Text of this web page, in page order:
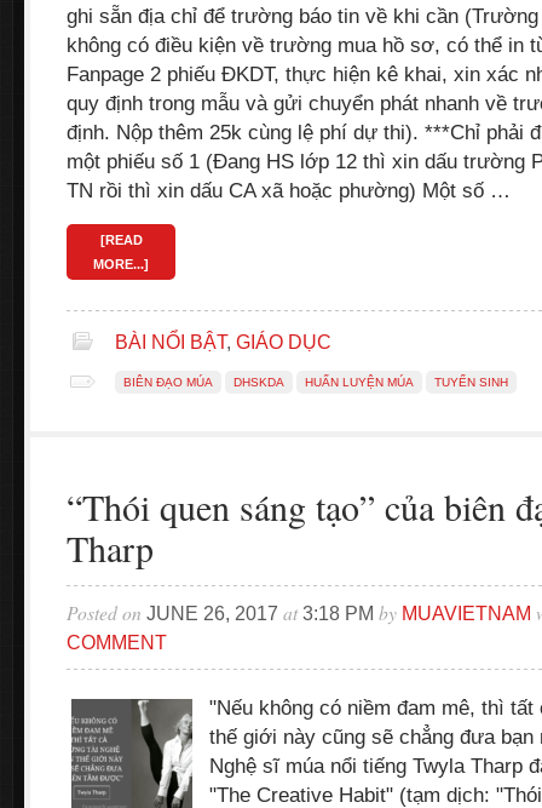
ghi sẵn địa chỉ để trường báo tin về khi cần
không có điều kiện về trường mua hồ sơ, có thể in
Fanpage 2 phiếu ĐKDT, thực hiện kê khai, xin xác
quy định trong mẫu và gửi chuyển phát nhanh về
định. Nộp thêm 25k cùng lệ phí dự thi). ***Chỉ phải
một phiếu số 1 (Đang HS lớp 12 thì xin dấu trường
TN rồi thì xin dấu CA xã hoặc phường) Một số …
[READ
MORE...]
BÀI NỔI BẬT, GIÁO DỤC
BIÊN ĐẠO MÚA DHSKDA HUẤN LUYỆN MÚA TUYỂN SINH
“Thói quen sáng tạo” của biên
Tharp
Posted on JUNE 26, 2017 at3:18 PM by MUAVIETNAM
COMMENT
"Nếu không có niềm đam mê, thì
thế giới này cũng sẽ chẳng đưa
Nghệ sĩ múa nổi tiếng Twyla Tharp
"The Creative Habit" (tạm dịch: